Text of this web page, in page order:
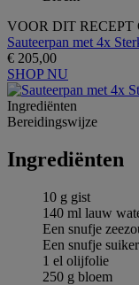
VOOR DIT
Sauteerpan met 4x
€ 205,00
SHOP NU
Ingrediёnten
Bereidingswijze
Ingrediёnten
10 g gist
140 ml lauw
Een snufje
Een snufje suiker
1 el olijfolie
250 g bloem